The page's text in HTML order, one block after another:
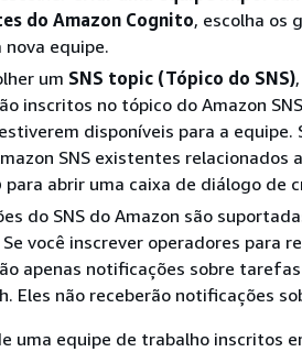
do Amazon Cognito, escolha os
equipe.
um SNS topic (Tópico do SNS)
inscritos no tópico do Amazon
disponíveis para a equipe.
SNS existentes relacionados
para abrir uma caixa de diálogo de
do SNS do Amazon são
você inscrever operadores para
apenas notificações sobre
Eles não receberão notificações
uma equipe de trabalho inscritos